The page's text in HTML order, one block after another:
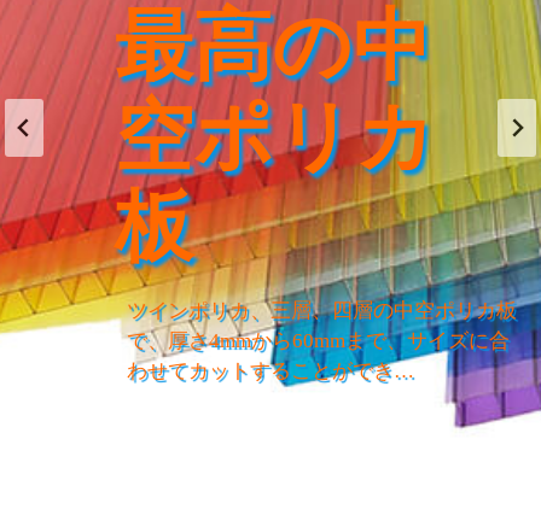
最高の中
空ポリカ
板
ツインポリカ、三層、四層の中空ポリカ板
で、厚さ4mmから60mmまで、サイズに合
わせてカットすることができ…